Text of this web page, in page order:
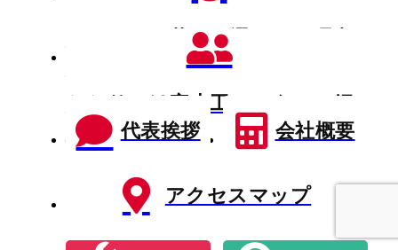
リフォーム茂原が選ばれる理由
かかりつけ家大工・スタッフ紹
介
代表挨拶 会社概要
アクセスマップ